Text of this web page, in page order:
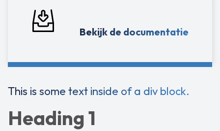
This is some text inside of a div block.
Heading 1
Bekijk de documentatie